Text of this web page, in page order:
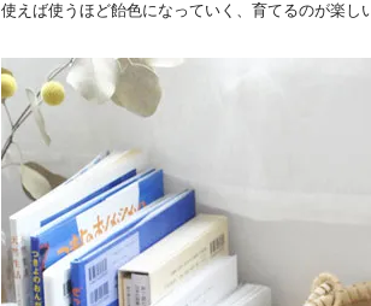
使えば使うほど飴色になっていく、育てるのが楽し